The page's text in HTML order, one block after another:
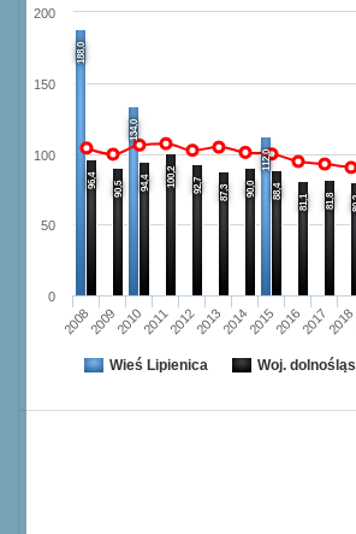
188,0
134,0
112,0
96,4 90,5 94,4 100,2 92,7 87,3 90,0 88,4
81,1 81,8
20082009201020112012201320142015201620172018
0
50
100
150
200
Wieś Lipienica Woj.